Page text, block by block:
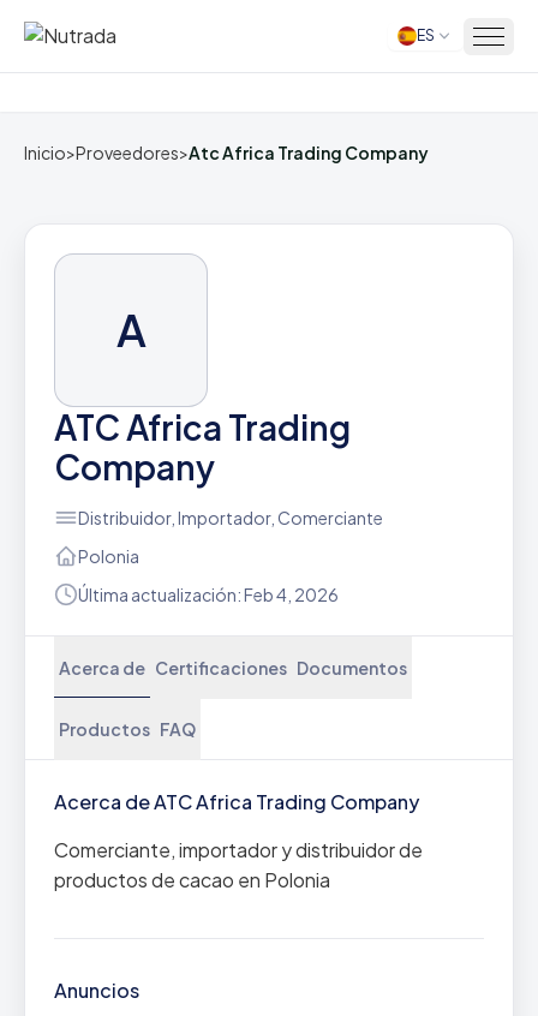
Inicio ES
Inicio>Proveedores>Atc Africa Trading Company
A
ATC Africa Trading
Company
Distribuidor, Importador, Comerciante
Polonia
Última actualización: Feb 4, 2026
Acerca de Certificaciones Documentos
Productos FAQ
Acerca de ATC Africa Trading Company
Comerciante, importador y distribuidor de
productos de cacao en Polonia
Anuncios